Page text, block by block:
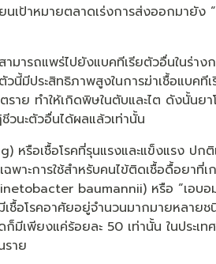
เป้าหมายตลาดเร่งการส่งออกมายัง “
ามารถแพร่ไปยังแบคทีเรียตัวอื่นในร่า
มีประสิทธิภาพสูงในการฆ่าเชื้อแบคที
าย ทำให้เกิดพิษในตับและไต ดังนั้นย
วนะตัวอื่นได้ผลแล้วเท่านั้น
หรือเชื้อโรคที่รุนแรงและแข็งแรง ปก
พาะการใช้สำหรับคนไข้ติดเชื้อดื้อยาที่
baumannii) หรือ “เอบ
ชื้อโรคอาศัยอยู่จำนวนมากมายหลาย
มีเพียงแค่ร้อยละ 50 เท่านั้น ในประเท
ราย